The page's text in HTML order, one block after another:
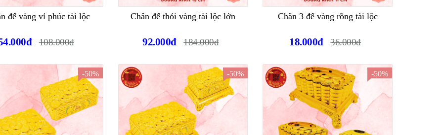
đế vàng vỉ phúc tài lộc
108.000đ
Chân đế thỏi vàng tài lộc lớn
92.000đ 184.000đ
Chân 3 đế vàng rồng tài lộc
18.000đ 36.000đ
-50% -50% -50%